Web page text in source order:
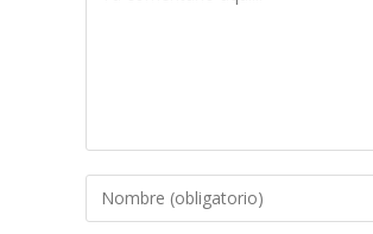
Introduce
tu